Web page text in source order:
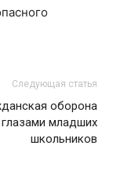
Следующая статья
оборона
глазами младших
школьников